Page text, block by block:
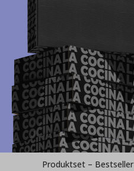
Produktset – Bestseller